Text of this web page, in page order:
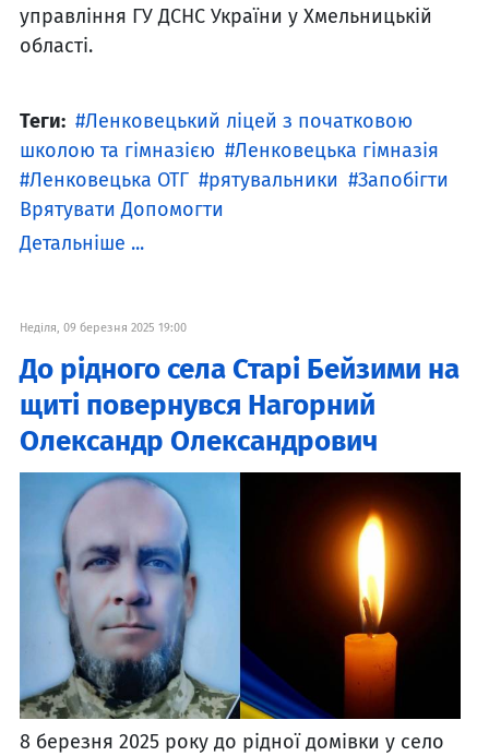
управління ГУ ДСНС України у Хмельницькій
області.
Теги:
Ленковецький ліцей з початковою
школою та гімназією
Ленковецька гімназія
Ленковецька ОТГ
рятувальники
Запобігти
Врятувати Допомогти
Детальніше ...
Неділя, 09 березня 2025 19:00
До рідного села Старі Бейзими на
щиті повернувся Нагорний
Олександр Олександрович
8 березня 2025 року до рідної домівки у село